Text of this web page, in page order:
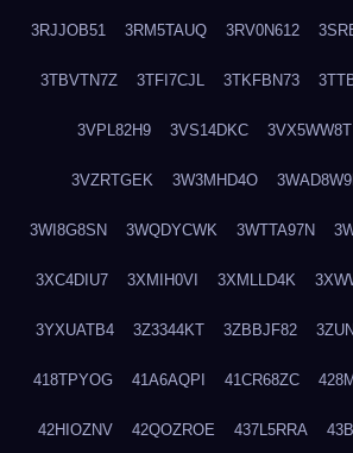
3RJJOB51 3RM5TAUQ 3RV0N612
3TBVTN7Z 3TFI7CJL 3TKFBN73
3VPL82H9 3VS14DKC 3VX5WW8T
3VZRTGEK 3W3MHD4O
3WI8G8SN 3WQDYCWK 3WTTA97N
3XC4DIU7 3XMIH0VI 3XMLLD4K
3YXUATB4 3Z3344KT 3ZBBJF82
418TPYOG 41A6AQPI 41CR68ZC
42HIOZNV 42QOZROE 437L5RRA